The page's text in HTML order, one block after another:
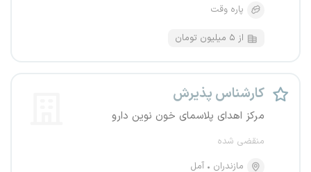
پاره وقت
از ۵ میلیون تومان
کارشناس پذیرش
مرکز اهدای پلاسمای خون نوین دارو
منقضی شده
مازندران
آمل